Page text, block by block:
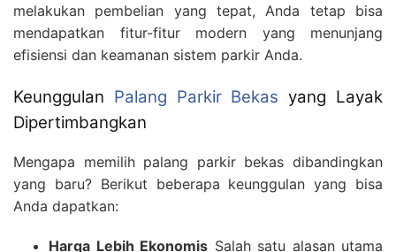
melakukan pembelian yang tepat, Anda tetap bisa
mendapatkan fitur-fitur modern yang menunjang
efisiensi dan keamanan sistem parkir Anda.
Keunggulan Palang Parkir Bekas yang Layak
Dipertimbangkan
Mengapa memilih palang parkir bekas dibandingkan
yang baru? Berikut beberapa keunggulan yang bisa
Anda dapatkan:
Harga Lebih Ekonomis Salah satu alasan utama